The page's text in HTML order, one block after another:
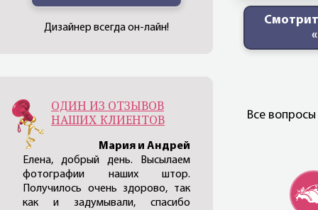
Все
Дизайнер всегда он-лайн!
ОДИН ИЗ ОТЗЫВОВ
НАШИХ КЛИЕНТОВ
Мария и Андрей
Елена, добрый день. Высылаем
фотографии наших штор.
Получилось очень здорово, так
как и задумывали, спасибо